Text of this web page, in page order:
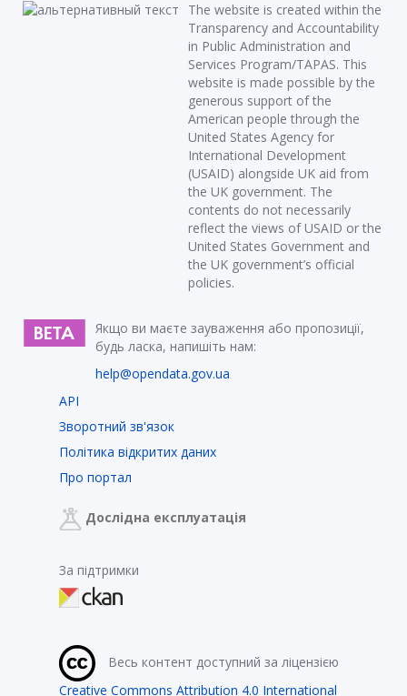
The website is created within the
Transparency and Accountability
in Public Administration and
Services Program/TAPAS. This
website is made possible by the
generous support of the
American people through the
United States Agency for
International Development
(USAID) alongside UK aid from
the UK government. The
contents do not necessarily
reflect the views of USAID or the
United States Government and
the UK government’s official
policies.
Якщо ви маєте зауваження або пропозиції,
будь ласка, напишіть нам:
help@opendata.gov.ua
API
Зворотний зв'язок
Політика відкритих даних
Про портал
Дослідна експлуатація
За підтримки
Весь контент доступний за ліцензією
Creative Commons Attribution 4.0 International